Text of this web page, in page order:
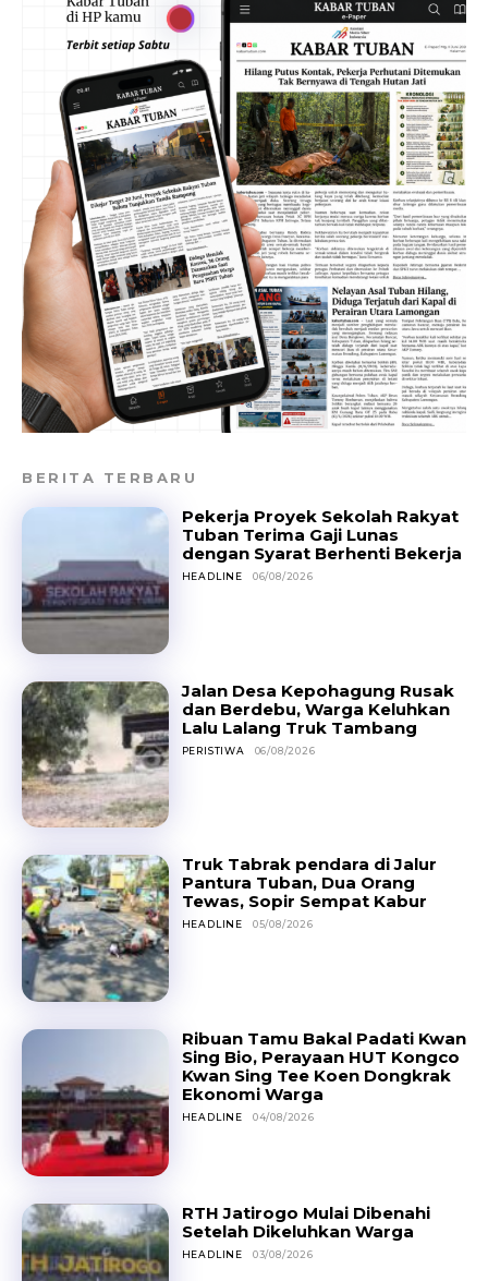
BERITA TERBARU
Pekerja Proyek Sekolah Rakyat
Tuban Terima Gaji Lunas
dengan Syarat Berhenti Bekerja
HEADLINE 06/08/2026
Jalan Desa Kepohagung Rusak
dan Berdebu, Warga Keluhkan
Lalu Lalang Truk Tambang
PERISTIWA 06/08/2026
Truk Tabrak pendara di Jalur
Pantura Tuban, Dua Orang
Tewas, Sopir Sempat Kabur
HEADLINE 05/08/2026
Ribuan Tamu Bakal Padati Kwan
Sing Bio, Perayaan HUT Kongco
Kwan Sing Tee Koen Dongkrak
Ekonomi Warga
HEADLINE 04/08/2026
RTH Jatirogo Mulai Dibenahi
Setelah Dikeluhkan Warga
HEADLINE 03/08/2026